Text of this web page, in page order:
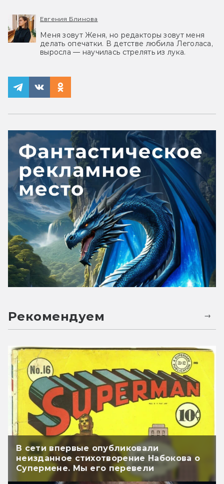
Евгения Блинова
Меня зовут Женя, но редакторы зовут меня
делать опечатки. В детстве любила Леголаса,
выросла — научилась стрелять из лука.
Рекомендуем
В сети впервые опубликовали
неизданное стихотворение Набокова о
Супермене. Мы его перевели